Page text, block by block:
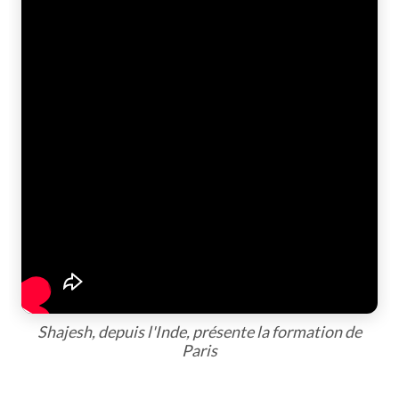
Shajesh, depuis l'Inde, présente la formation de
Paris